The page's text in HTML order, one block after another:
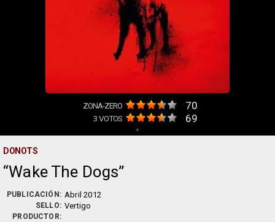
ZONA-ZERO 70
3VOTOS 69
+
DONOTS
Wake The Dogs
PUBLICACIÓN: Abril 2012
SELLO: Vertigo
PRODUCTOR: